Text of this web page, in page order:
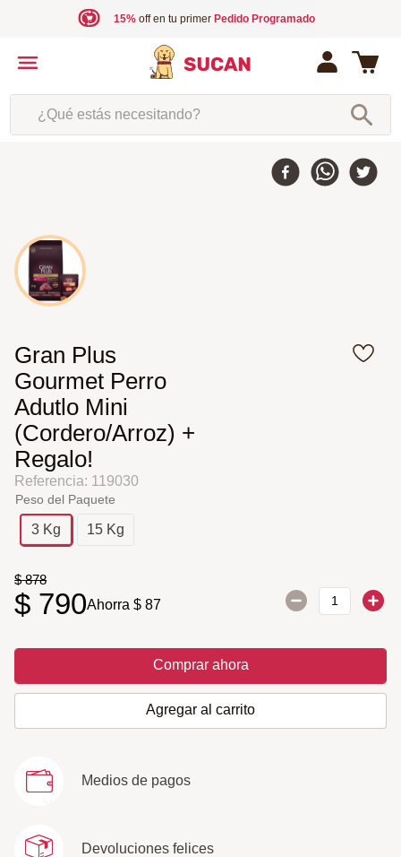
15%off en tu primer Pedido Programado
¿Qué estás necesitando?
-
10 %
Gran Plus
Gourmet Perro
Adutlo Mini
(Cordero/Arroz) +
Regalo!
Referencia: 119030
Peso del Paquete
3 Kg 15 Kg
$ 878
$ 790Ahorra$ 87
Comprar ahora
Agregar al carrito
Medios de pagos
Devoluciones felices